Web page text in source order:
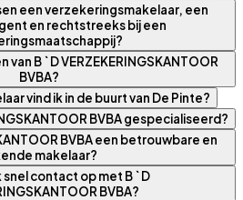
een verzekeringsmakelaar, een
en rechtstreeks bij een
B ` D VERZEKERINGSKANTOOR
BVBA?
vind ik in de buurt van De Pinte?
BVBA gespecialiseerd?
BVBA een betrouwbare en
makelaar?
snel contact op met B ` D
BVBA?